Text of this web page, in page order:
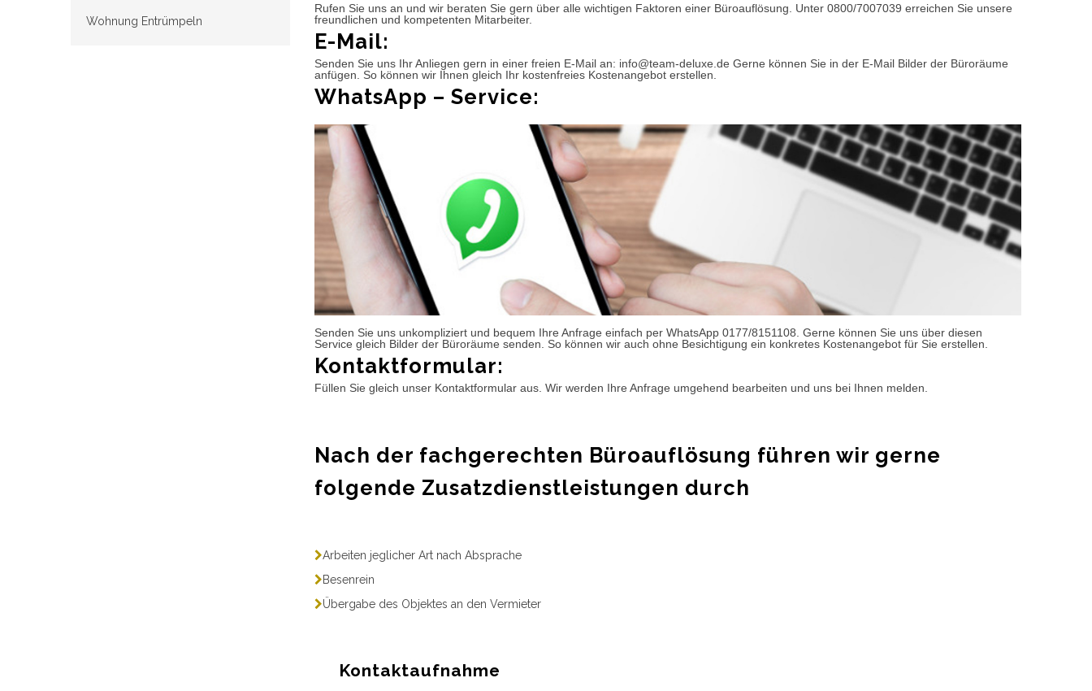
Wohnung Entrümpeln
Rufen Sie uns an und wir beraten Sie gern über alle wichtigen Faktoren einer Büroauflösung. Unter 0800/7007039 erreichen Sie unsere
freundlichen und kompetenten Mitarbeiter.
E-Mail:
Senden Sie uns Ihr Anliegen gern in einer freien E-Mail an: info@team-deluxe.de Gerne können Sie in der E-Mail Bilder der Büroräume
anfügen. So können wir Ihnen gleich Ihr kostenfreies Kostenangebot erstellen.
WhatsApp – Service:
Senden Sie uns unkompliziert und bequem Ihre Anfrage einfach per WhatsApp 0177/8151108. Gerne können Sie uns über diesen
Service gleich Bilder der Büroräume senden. So können wir auch ohne Besichtigung ein konkretes Kostenangebot für Sie erstellen.
Kontaktformular:
Füllen Sie gleich unser Kontaktformular aus. Wir werden Ihre Anfrage umgehend bearbeiten und uns bei Ihnen melden.
Nach der fachgerechten Büroauflösung führen wir gerne
folgende Zusatzdienstleistungen durch
Arbeiten jeglicher Art nach Absprache
Besenrein
Übergabe des Objektes an den Vermieter
Kontaktaufnahme